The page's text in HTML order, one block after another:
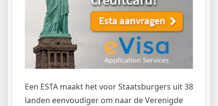
Een ESTA maakt het voor Staatsburgers uit 38
landen eenvoudiger om naar de Verenigde